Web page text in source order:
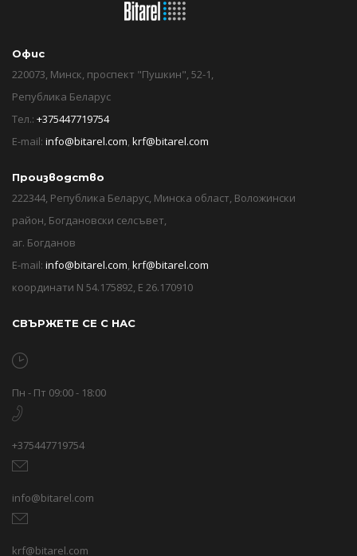
Офис
220073, Минск, проспект "Пушкин", 52-1,
Република Беларус
Тел.: +375447719754
E-mail: info@bitarel.com, krf@bitarel.com
Производство
222344, Република Беларус, Минска област, Воложински
район, Богдановски селсъвет,
аг. Богданов
E-mail: info@bitarel.com, krf@bitarel.com
координати N 54.175892, E 26.170910
СВЪРЖЕТЕ СЕ С НАС
Пн - Пт 09:00 - 18:00
+375447719754
info@bitarel.com
krf@bitarel.com